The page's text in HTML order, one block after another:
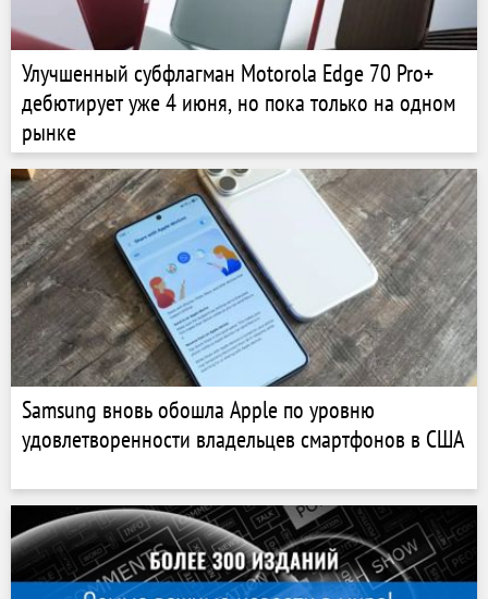
Улучшенный субфлагман Motorola Edge 70 Pro+
дебютирует уже 4 июня, но пока только на одном
рынке
Samsung вновь обошла Apple по уровню
удовлетворенности владельцев смартфонов в США